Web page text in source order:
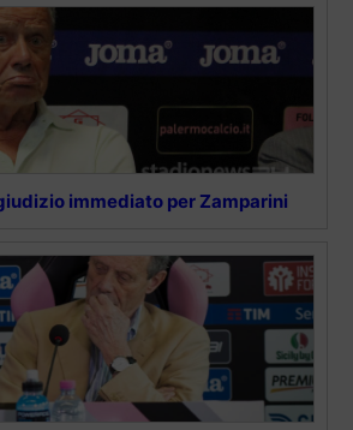
immediato per Zamparini